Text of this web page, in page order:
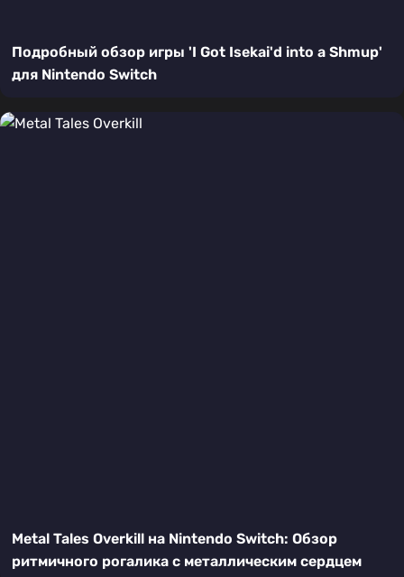
Подробный обзор игры 'I Got Isekai'd into a Shmup'
для Nintendo Switch
Metal Tales Overkill на Nintendo Switch: Обзор
ритмичного рогалика с металлическим сердцем